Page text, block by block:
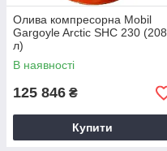
Олива компресорна Mobil
Gargoyle Arctic SHC 230 (208
л)
В наявності
125 846 ₴
Купити